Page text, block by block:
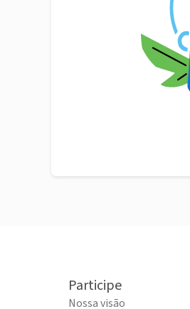
Participe
Nossa visão